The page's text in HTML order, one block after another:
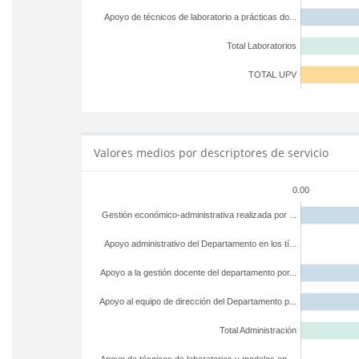
TOTAL UPV
Total Laboratorios
Apoyo de técnicos de laboratorio a prácticas do...
Valores medios por descriptores de servicio
0.00
Total Administración
Apoyo al equipo de dirección del Departamento p...
Apoyo a la gestión docente del departamento por...
Apoyo administrativo del Departamento en los tí...
Gestión económico-administrativa realizada por ...